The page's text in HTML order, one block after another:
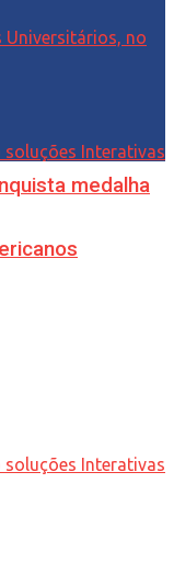
medalha
soluções Interativas
soluções Interativas